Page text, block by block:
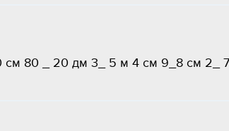
cм 80 _ 20 дм 3_ 5 м 4 см 9_8 см 2_